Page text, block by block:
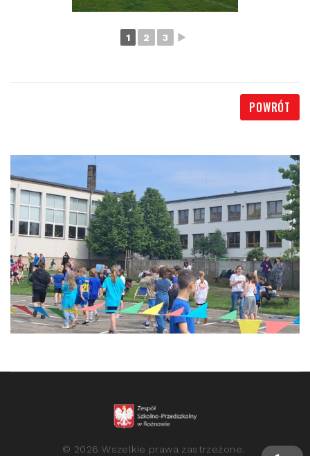
1 2 3 ►
POWRÓT
© 2026 Wszelkie prawa zastrzeżone.